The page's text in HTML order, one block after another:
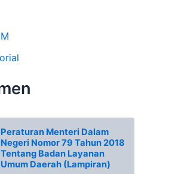
Peraturan Menteri Dalam
Negeri Nomor 79 Tahun 2018
Tentang Badan Layanan
Umum Daerah (Lampiran)